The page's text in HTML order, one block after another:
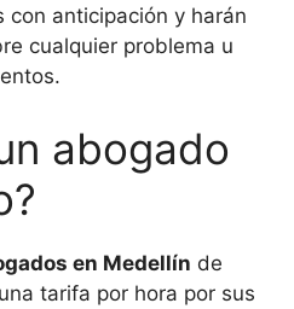
anticipación y harán
cualquier problema u
abogado
en Medellín de
tarifa por hora por sus